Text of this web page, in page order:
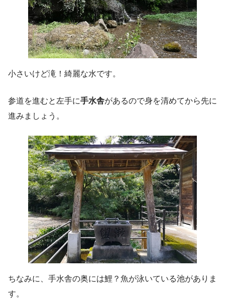
小さいけど滝！綺麗な水です。
参道を進むと左手に手水舎があるので身を清めてから先に
進みましょう。
ちなみに、手水舎の奥には鯉？魚が泳いている池がありま
す。